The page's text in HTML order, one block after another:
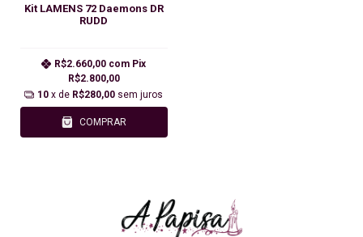
Kit LAMENS 72 Daemons DR
RUDD
R$2.800,00
R$2.660,00 com Pix
10 x de R$280,00 sem juros
COMPRAR